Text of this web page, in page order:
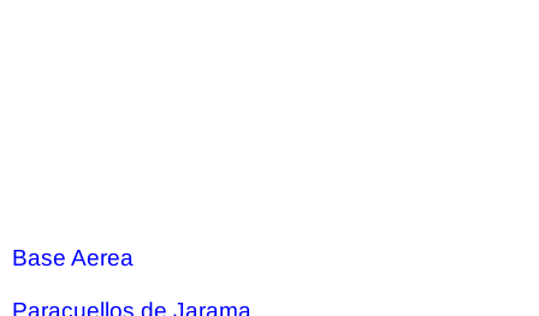
Base Aerea
Paracuellos de Jarama